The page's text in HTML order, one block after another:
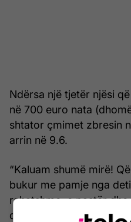
Ndërsa një tjetër njësi
në 700 euro nata
shtator çmimet zbresin
arrin në 9.6.
“Kaluam shumë mirë!
bukur me pamje nga
rehatshme, e pastër
dhoma, pamja, gjithçka